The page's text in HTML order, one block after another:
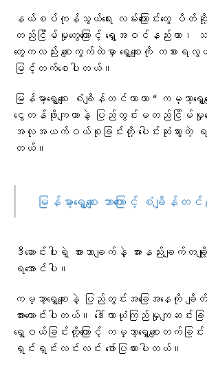
နယ်စပ်ကုန်သွယ်ရေး လမ်းကြောင်းတွေ ပိ
တည်ငြိမ်မှုတွေကြောင့် ရွှေအဝင်နည်းတာ၊
တွေကလည်း စျေးကွက်ထဲမှာ ရွှေစျေးကို ကစားရလွယ်
မြင့်တက်စေပါတယ်။
မြန်မာ့ရွှေစျေး စံချိန်တင်တာဟာ “ ကမ္ဘာ့ရွှ
ငွေတန်ဖိုးကျတာနဲ့ ပြည်တွင်းမတည်ငြိမ်မှုက
အလုအယက်ဝယ်စုခြင်းတို့ ပေါင်းဆုံသွားတဲ့
တယ်။
မြန်မာ့ရွှေစျေး ဘာကြောင့် စံချိန်တ
ဒီဆောင်းပါးရဲ့ အားသာချက်နဲ့ အားနည်းချက်တ
ရအောင်ပါ။
ကမ္ဘာ့ရွှေစျေးနဲ့ ပြည်တွင်းအခြေအနေကို ချိ
အားကောင်းပါတယ်။ ဒေါ်လာယုံကြည်မှုကျဆင်း
ရွှေဝယ်ခြင်းတို့ကြောင့် ကမ္ဘာ့ရွှေစျေးတက်
ရှင်းရှင်းလင်းလင်း ဖော်ပြထားပါတယ်။